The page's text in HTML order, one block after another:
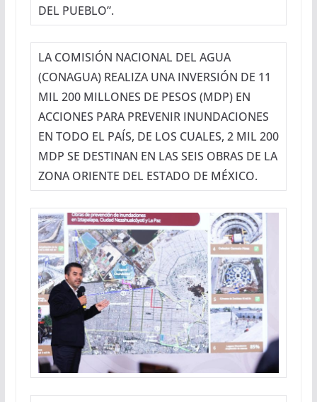
DEL PUEBLO”.
LA COMISIÓN NACIONAL DEL AGUA
(CONAGUA) REALIZA UNA INVERSIÓN DE 11
MIL 200 MILLONES DE PESOS (MDP) EN
ACCIONES PARA PREVENIR INUNDACIONES
EN TODO EL PAÍS, DE LOS CUALES, 2 MIL 200
MDP SE DESTINAN EN LAS SEIS OBRAS DE LA
ZONA ORIENTE DEL ESTADO DE MÉXICO.